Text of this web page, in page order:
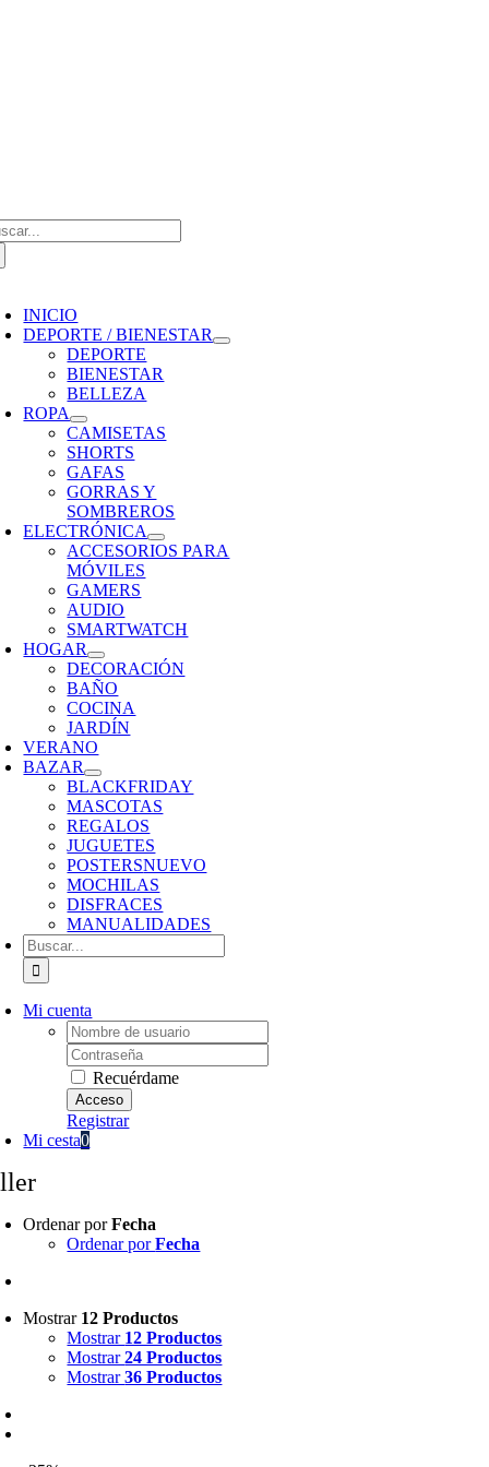
INICIO
DEPORTE / BIENESTAR
DEPORTE
BIENESTAR
BELLEZA
ROPA
CAMISETAS
SHORTS
GAFAS
GORRAS Y
SOMBREROS
ELECTRÓNICA
ACCESORIOS PARA
MÓVILES
GAMERS
AUDIO
SMARTWATCH
HOGAR
DECORACIÓN
BAÑO
COCINA
JARDÍN
VERANO
BAZAR
BLACKFRIDAY
MASCOTAS
REGALOS
JUGUETES
POSTERSNUEVO
MOCHILAS
DISFRACES
MANUALIDADES
Buscar:
Mi cuenta
Username:
Password:
Recuérdame
Registrar
Mi cesta0
Ordenar porFecha
Ordenar porFecha
Mostrar 12 Productos
Mostrar 12 Productos
Mostrar24 Productos
Mostrar36 Productos